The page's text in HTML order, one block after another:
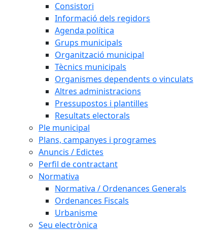
Consistori
Informació dels regidors
Agenda política
Grups municipals
Organització municipal
Tècnics municipals
Organismes dependents o vinculats
Altres administracions
Pressupostos i plantilles
Resultats electorals
Ple municipal
Plans, campanyes i programes
Anuncis / Edictes
Perfil de contractant
Normativa
Normativa / Ordenances Generals
Ordenances Fiscals
Urbanisme
Seu electrònica